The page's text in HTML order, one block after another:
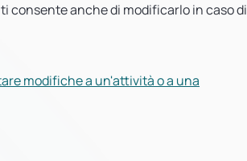
consente anche di modificarlo in caso di
modifiche a un'attività o a una